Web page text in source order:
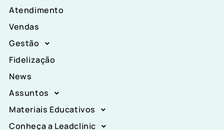
Atendimento
Vendas
Gestão
Fidelização
News
Assuntos
Materiais Educativos
Conheça a Leadclinic